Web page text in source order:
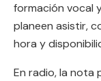
formación vocal
planeen asistir,
hora y
En radio, la nota